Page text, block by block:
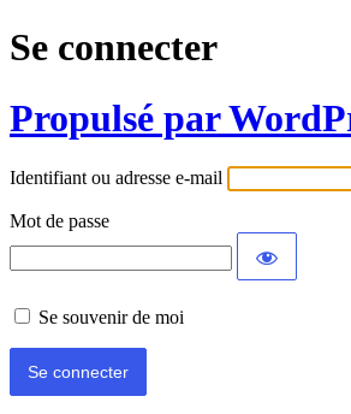
Se connecter
Propulsé par
Identifiant ou adresse e-mail
Mot de passe
Se souvenir de moi